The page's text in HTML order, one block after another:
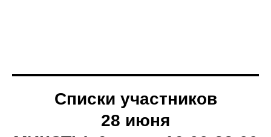
Списки участников
28 июня